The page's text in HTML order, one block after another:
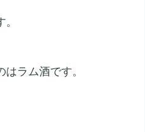
ラム酒です。